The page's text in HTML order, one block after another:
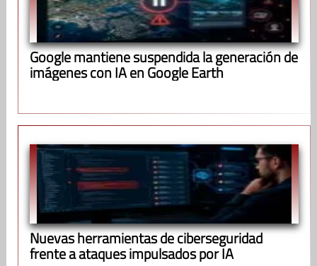
Google mantiene suspendida la generación de
imágenes con IA en Google Earth
Nuevas herramientas de ciberseguridad
frente a ataques impulsados por IA